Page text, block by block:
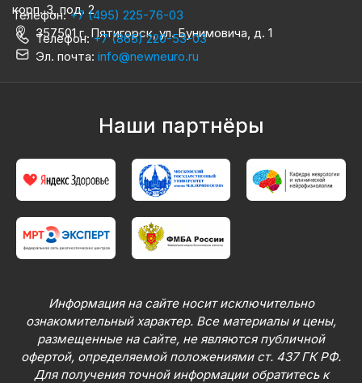
корп. 3, под. 2
Телефон:+7 (495) 225-76-03
357501 г. Пятигорск, ул. Бунимовича, д. 1
Телефон:+7 (865) 220-53-03
Эл. почта: info@newneuro.ru
Наши партнёры
Информация на сайте носит исключительно
ознакомительный характер. Все материалы и цены,
размещенные на сайте, не являются публичной
офертой, определяемой положениями ст. 437 ГК РФ.
Для получения точной информации обратитесь к